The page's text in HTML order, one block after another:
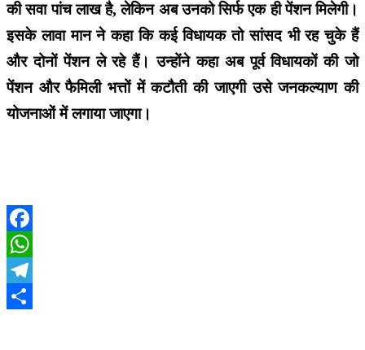
की सवा पांच लाख है, लेकिन अब उनको सिर्फ एक ही पेंशन मिलेगी।
इसके लावा मान ने कहा कि कई विधायक तो सांसद भी रह चुके हैं
और दोनों पेंशन ले रहे हैं। उन्होंने कहा अब पूर्व विधायकों की जो
पेंशन और फैमिली भत्तों में कटौती की जाएगी उसे जनकल्याण की
योजनाओं में लगाया जाएगा।
Facebook
WhatsApp
Telegram